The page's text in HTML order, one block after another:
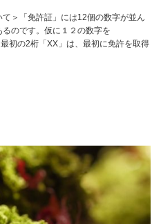
＞「免許証」には12個の数字が並ん
のです。仮に１２の数字を
初の2桁「XX」は、最初に免許を取得